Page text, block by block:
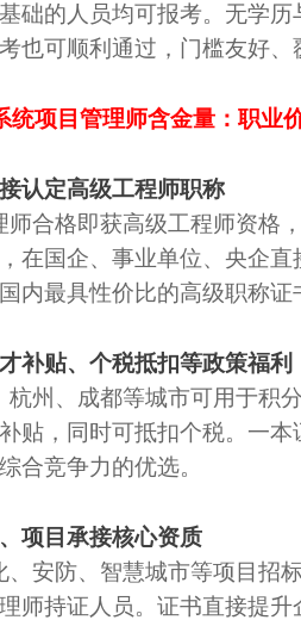
础的人员均可报考。无学
也可顺利通过，门槛友好、
统项目管理师含金量：职业
认定高级工程师职称
师合格即获高级工程师资格
在国企、事业单位、央企
内最具性价比的高级职称证
补贴、个税抵扣等政策福利
杭州、成都等城市可用于积
贴，同时可抵扣个税。一
合竞争力的优选。
项目承接核心资质
、安防、智慧城市等项目招
师持证人员。证书直接提